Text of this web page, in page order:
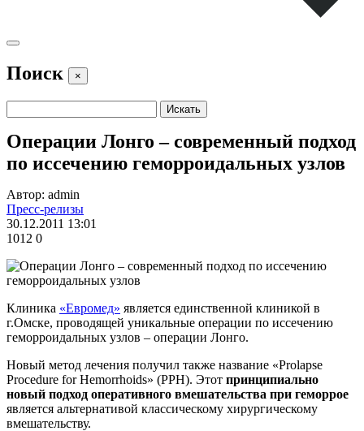
Поиск ×
Операции Лонго – современный подход
по иссечению геморроидальных узлов
Автор: admin
Пресс-релизы
30.12.2011 13:01
1012 0
Клиника «Евромед» является единственной клиникой в
г.Омске, проводящей уникальные операции по иссечению
геморроидальных узлов – операции Лонго.
Новый метод лечения получил также название «Prolapse
Procedure for Hemorrhoids» (PPH). Этот принципиально
новый подход оперативного вмешательства при геморрое
является альтернативой классическому хирургическому
вмешательству.